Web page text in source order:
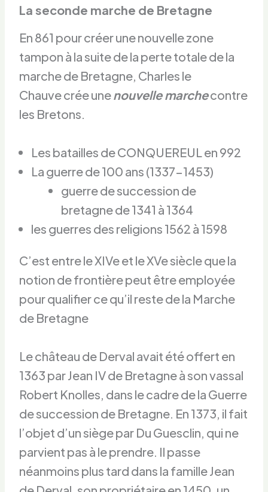
La seconde marche de Bretagne
En 861 pour créer une nouvelle zone
tampon à la suite de la perte totale de la
marche de Bretagne, Charles le
Chauve crée une nouvelle marchecontre
les Bretons.
Les batailles de CONQUEREUL en 992
La guerre de 100 ans (1337-1453)
guerre de succession de
bretagne de 1341 à 1364
les guerres des religions 1562 à 1598
C’est entre le XIVe et le XVe siècle que la
notion de frontière peut être employée
pour qualifier ce qu’il reste de la Marche
de Bretagne
Le château de Derval avait été offert en
1363 par Jean IV de Bretagne à son vassal
Robert Knolles, dans le cadre de la Guerre
de succession de Bretagne. En 1373, il fait
l’objet d’un siège par Du Guesclin, qui ne
parvient pas à le prendre. Il passe
néanmoins plus tard dans la famille Jean